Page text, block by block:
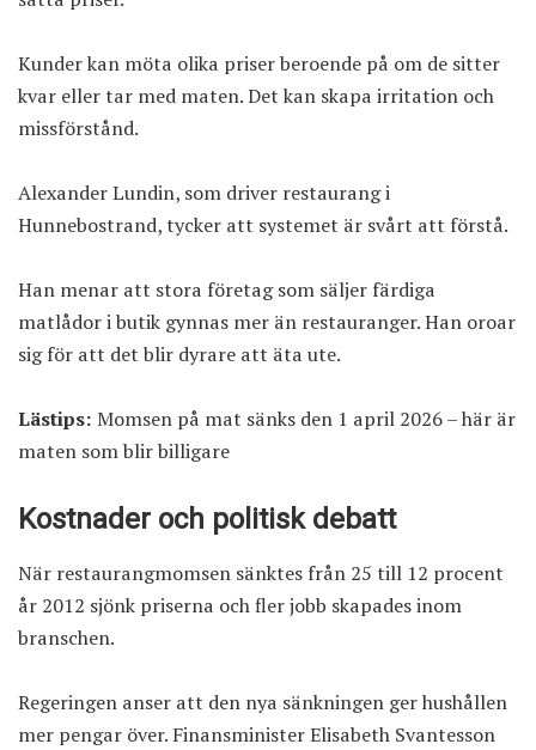
Kunder kan möta olika priser beroende på om de sitter
kvar eller tar med maten. Det kan skapa irritation och
missförstånd.
Alexander Lundin, som driver restaurang i
Hunnebostrand, tycker att systemet är svårt att förstå.
Han menar att stora företag som säljer färdiga
matlådor i butik gynnas mer än restauranger. Han oroar
sig för att det blir dyrare att äta ute.
Lästips: Momsen på mat sänks den 1 april 2026 – här är
maten som blir billigare
Kostnader och politisk debatt
När restaurangmomsen sänktes från 25 till 12 procent
år 2012 sjönk priserna och fler jobb skapades inom
branschen.
Regeringen anser att den nya sänkningen ger hushållen
mer pengar över. Finansminister Elisabeth Svantesson